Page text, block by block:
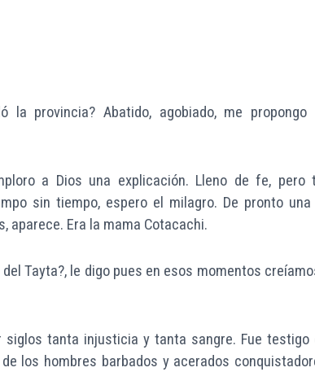
la provincia? Abatido, agobiado, me
a Dios una explicación. Lleno de fe, pero
sin tiempo, espero el milagro. De pronto
aparece. Era la mama Cotacachi.
Tayta?, le digo pues en esos momentos
siglos tanta injusticia y tanta sangre. Fue testigo
los hombres barbados y acerados